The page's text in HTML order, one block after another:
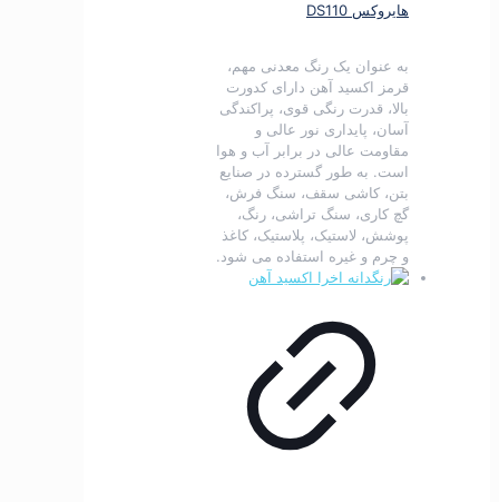
هایروکس DS110
به عنوان یک رنگ معدنی مهم،
قرمز اکسید آهن دارای کدورت
بالا، قدرت رنگی قوی، پراکندگی
آسان، پایداری نور عالی و
مقاومت عالی در برابر آب و هوا
است. به طور گسترده در صنایع
بتن، کاشی سقف، سنگ فرش،
گچ کاری، سنگ تراشی، رنگ،
پوشش، لاستیک، پلاستیک، کاغذ
و چرم و غیره استفاده می شود.